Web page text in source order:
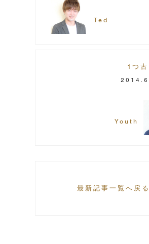
Ted
1つ
Youth
最新記事一覧へ戻る